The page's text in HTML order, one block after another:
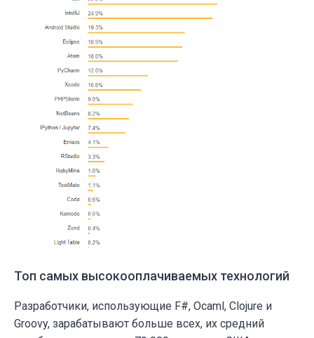
Топ самых высокооплачиваемых технологий
Разработчики, использующие F#, Ocaml, Clojure и
Groovy, зарабатывают больше всех, их средний